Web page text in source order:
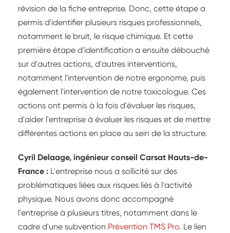
révision de la fiche entreprise. Donc, cette étape a
permis d'identifier plusieurs risques professionnels,
notamment le bruit, le risque chimique. Et cette
première étape d'identification a ensuite débouché
sur d'autres actions, d'autres interventions,
notamment l'intervention de notre ergonome, puis
également l'intervention de notre toxicologue. Ces
actions ont permis à la fois d'évaluer les risques,
d'aider l'entreprise à évaluer les risques et de mettre
différentes actions en place au sein de la structure.
Cyril Delaage, ingénieur conseil Carsat Hauts-de-
France : L'entreprise nous a sollicité sur des
problématiques liées aux risques liés à l'activité
physique. Nous avons donc accompagné
l'entreprise à plusieurs titres, notamment dans le
cadre d'une subvention Prévention TMS Pro. Le lien